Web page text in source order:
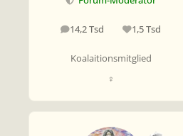
14,2 Tsd
Beiträge 1,5 Tsd
Reputation
Koalaitionsmitglied
♀